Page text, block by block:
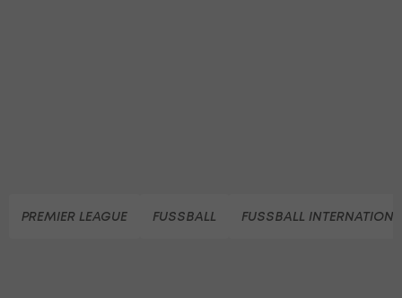
PREMIER LEAGUE FUSSBALL FUSSBALL